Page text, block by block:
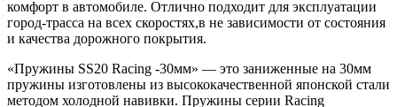
комфорт в автомобиле. Отлично подходит для эксплуатации
город-трасса на всех скоростях,в не зависимости от состояния
и качества дорожного покрытия.
«Пружины SS20 Racing -30мм» — это заниженные на 30мм
пружины изготовлены из высококачественной японской стали
методом холодной навивки. Пружины серии Racing